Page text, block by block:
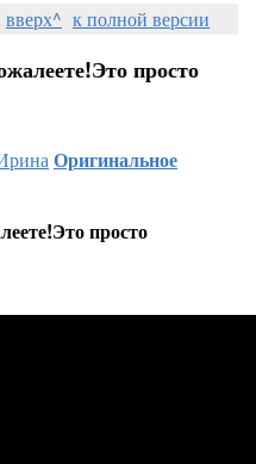
вверх^ к полной версии
просто
Оригинальное
просто